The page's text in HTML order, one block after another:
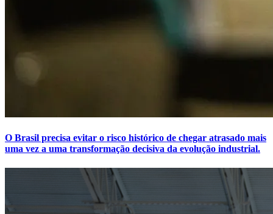
O Brasil precisa evitar o risco histórico de chegar atrasado mais
uma vez a uma transformação decisiva da evolução industrial.